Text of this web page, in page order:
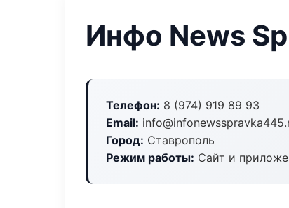
Инфо News
Телефон: 8 (974) 919 89 93
Email:
Город: Ставрополь
Режим работы: Сайт и